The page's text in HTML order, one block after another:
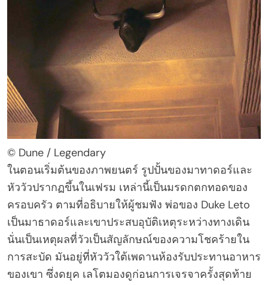
© Dune / Legendary
ในตอนเริ่มต้นของภาพยนตร์ รูปปั้นของมาทาดอร์และ
หัววัวปรากฏขึ้นในเฟรม เหล่านี้เป็นมรดกตกทอดของ
ครอบครัว ตามที่อธิบายให้ผู้ชมฟัง พ่อของ Duke Leto
เป็นมาธาดอร์และเขาประสบอุบัติเหตุระหว่างทางเดิน
นั่นเป็นเหตุผลที่วัวเป็นสัญลักษณ์ของความโชคร้ายใน
การสะบัด มันอยู่ที่หัววัวใต้เพดานห้องรับประทานอาหาร
ของเขา ซึ่งดยุค เลโตมองดูก่อนการเจรจาครั้งสุดท้าย